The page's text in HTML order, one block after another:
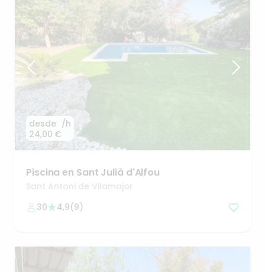
desde
24,00 €
/h
Piscina en Sant Julià d'Alfou
Sant Antoni de Vilamajor
30
4,9(9)